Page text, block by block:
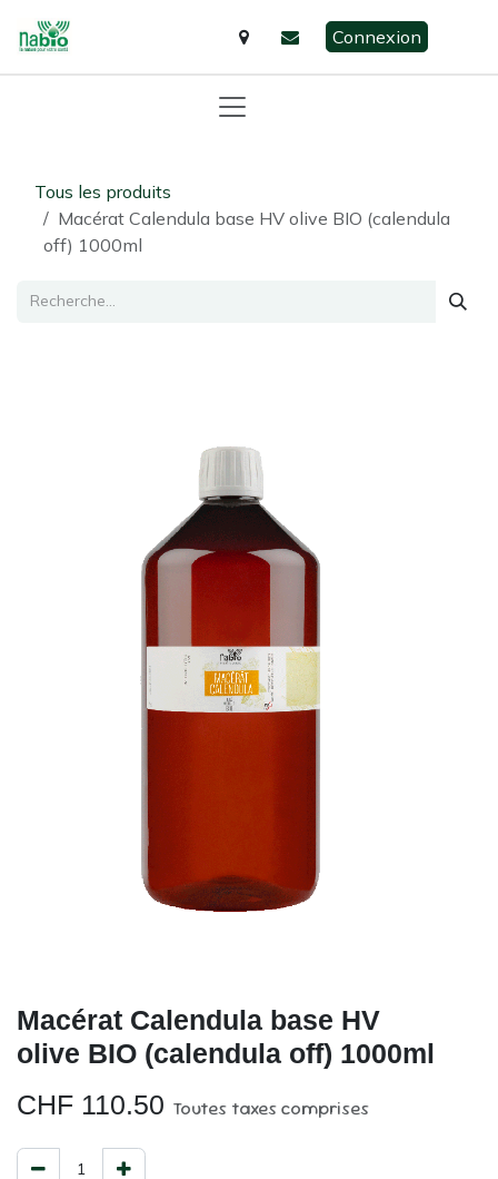
Connexion
Tous les produits
Macérat Calendula base HV olive BIO (calendula
off) 1000ml
Macérat Calendula base HV
olive BIO (calendula off) 1000ml
CHF 110.50 Toutes taxes comprises